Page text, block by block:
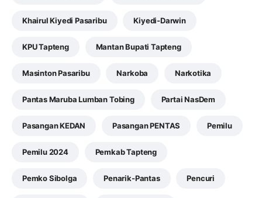
Khairul Kiyedi Pasaribu Kiyedi-Darwin
KPU Tapteng Mantan Bupati Tapteng
Masinton Pasaribu Narkoba Narkotika
Pantas Maruba Lumban Tobing Partai NasDem
Pasangan KEDAN Pasangan PENTAS Pemilu
Pemilu 2024 Pemkab Tapteng
Pemko Sibolga Penarik-Pantas Pencuri